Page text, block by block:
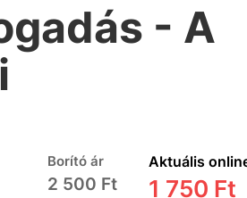
- A
Borító ár
2 500 Ft
Aktuális
1 750 Ft